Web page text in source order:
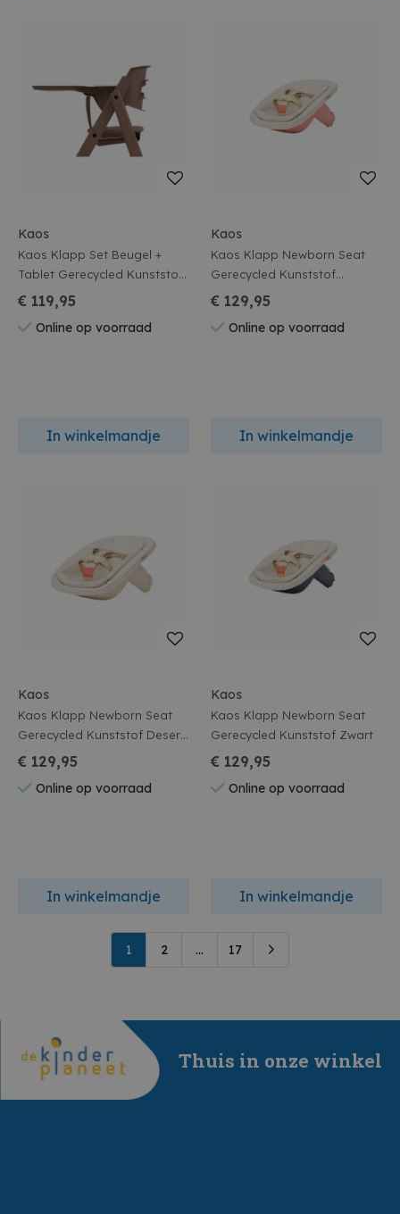
Kaos
Kaos Klapp Set Beugel +
Tablet Gerecycled Kunststof
Mocca Brown
€ 119,95
Online op voorraad
In winkelmandje
Kaos
Kaos Klapp Newborn Seat
Gerecycled Kunststof
Terracortta Pink
€ 129,95
Online op voorraad
In winkelmandje
Kaos
Kaos Klapp Newborn Seat
Gerecycled Kunststof Desert
Sand
€ 129,95
Online op voorraad
In winkelmandje
Kaos
Kaos Klapp Newborn Seat
Gerecycled Kunststof Zwart
€ 129,95
Online op voorraad
In winkelmandje
1 2 ... 17
Thuis in onze winkel